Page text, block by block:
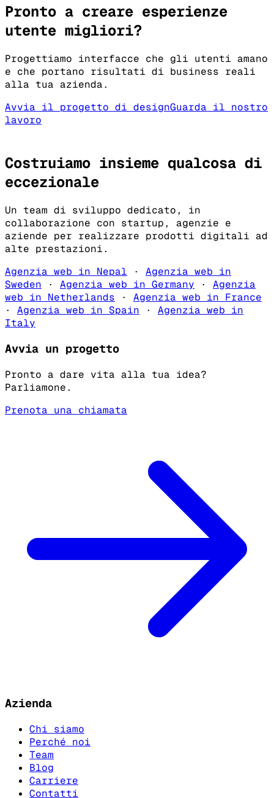
Pronto a creare esperienze
utente migliori?
Progettiamo interfacce che gli utenti amano
e che portano risultati di business reali
alla tua azienda.
Avvia il progetto di designGuarda il nostro
lavoro
Costruiamo insieme qualcosa di
eccezionale
Un team di sviluppo dedicato, in
collaborazione con startup, agenzie e
aziende per realizzare prodotti digitali ad
alte prestazioni.
Agenzia web in Nepal · Agenzia web in
Sweden · Agenzia web in Germany · Agenzia
web in Netherlands · Agenzia web in France
· Agenzia web in Spain · Agenzia web in
Italy
Avvia un progetto
Pronto a dare vita alla tua idea?
Parliamone.
Prenota una chiamata
Azienda
Chi siamo
Perché noi
Team
Blog
Carriere
Contatti